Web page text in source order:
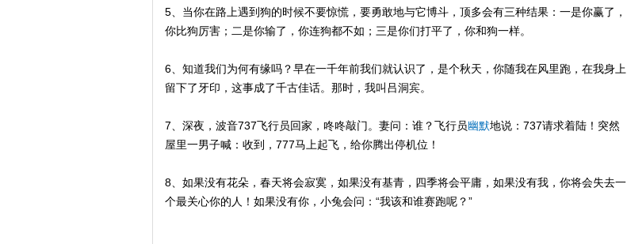
5、当你在路上遇到狗的时候不要惊慌，要勇敢地与它博斗，顶多会有三种结果：一是你赢了，
你比狗厉害；二是你输了，你连狗都不如；三是你们打平了，你和狗一样。
6、知道我们为何有缘吗？早在一千年前我们就认识了，是个秋天，你随我在风里跑，在我身上
留下了牙印，这事成了千古佳话。那时，我叫吕洞宾。
7、深夜，波音737飞行员回家，咚咚敲门。妻问：谁？飞行员幽默地说：737请求着陆！突然
屋里一男子喊：收到，777马上起飞，给你腾出停机位！
8、如果没有花朵，春天将会寂寞，如果没有基青，四季将会平庸，如果没有我，你将会失去一
个最关心你的人！如果没有你，小兔会问：“我该和谁赛跑呢？”